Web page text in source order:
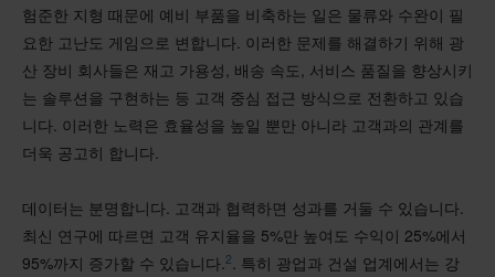
험준한 지형 때문에 예비 부품을 비축하는 일은 물류와 수완이 필
요한 고난도 게임으로 변합니다. 이러한 문제를 해결하기 위해 광
산 장비 회사들은 재고 가용성, 배송 속도, 서비스 품질을 향상시키
는 솔루션을 구현하는 등 고객 중심 접근 방식으로 전환하고 있습
니다. 이러한 노력은 효율성을 높일 뿐만 아니라 고객과의 관계를
더욱 공고히 합니다.
데이터는 분명합니다. 고객과 협력하면 성과를 거둘 수 있습니다.
최신 연구에 따르면 고객 유지율을 5%만 높여도 수익이 25%에서
95%까지 증가할 수 있습니다.2. 특히 광업과 건설 업계에서는 강